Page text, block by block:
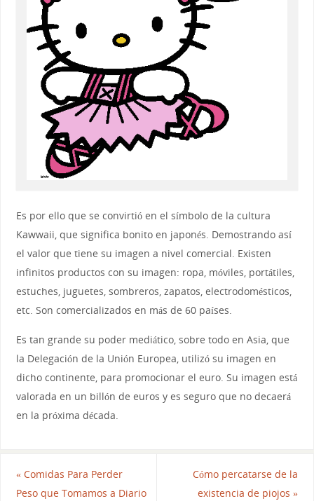
Es por ello que se convirtió en el símbolo de la cultura
Kawwaii, que significa bonito en japonés. Demostrando así
el valor que tiene su imagen a nivel comercial. Existen
infinitos productos con su imagen: ropa, móviles, portátiles,
estuches, juguetes, sombreros, zapatos, electrodomésticos,
etc. Son comercializados en más de 60 países.
Es tan grande su poder mediático, sobre todo en Asia, que
la Delegación de la Unión Europea, utilizó su imagen en
dicho continente, para promocionar el euro. Su imagen está
valorada en un billón de euros y es seguro que no decaerá
en la próxima década.
«Comidas Para Perder
Peso que Tomamos a Diario
Cómo percatarse de la
existencia de piojos»